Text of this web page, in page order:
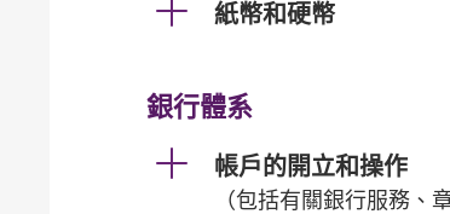
紙幣和硬幣
銀行體系
帳戶的開立和操作
（包括有關銀行服務、